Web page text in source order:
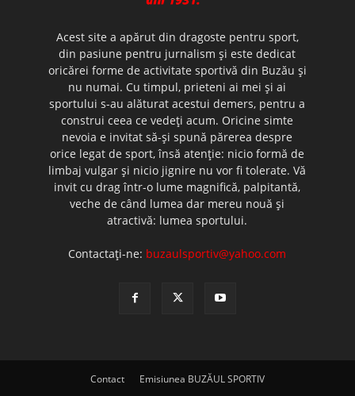
Acest site a apărut din dragoste pentru sport,
din pasiune pentru jurnalism şi este dedicat
oricărei forme de activitate sportivă din Buzău şi
nu numai. Cu timpul, prieteni ai mei şi ai
sportului s-au alăturat acestui demers, pentru a
construi ceea ce vedeţi acum. Oricine simte
nevoia e invitat să-şi spună părerea despre
orice legat de sport, însă atenţie: nicio formă de
limbaj vulgar şi nicio jignire nu vor fi tolerate. Vă
invit cu drag într-o lume magnifică, palpitantă,
veche de când lumea dar mereu nouă şi
atractivă: lumea sportului.
Contactați-ne: buzaulsportiv@yahoo.com
Contact Emisiunea BUZĂUL SPORTIV